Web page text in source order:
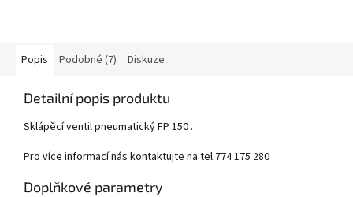
Popis Podobné (7) Diskuze
Detailní popis produktu
Sklápěcí ventil pneumatický FP 150 .
Pro více informací nás kontaktujte na tel.774 175 280
Doplňkové parametry